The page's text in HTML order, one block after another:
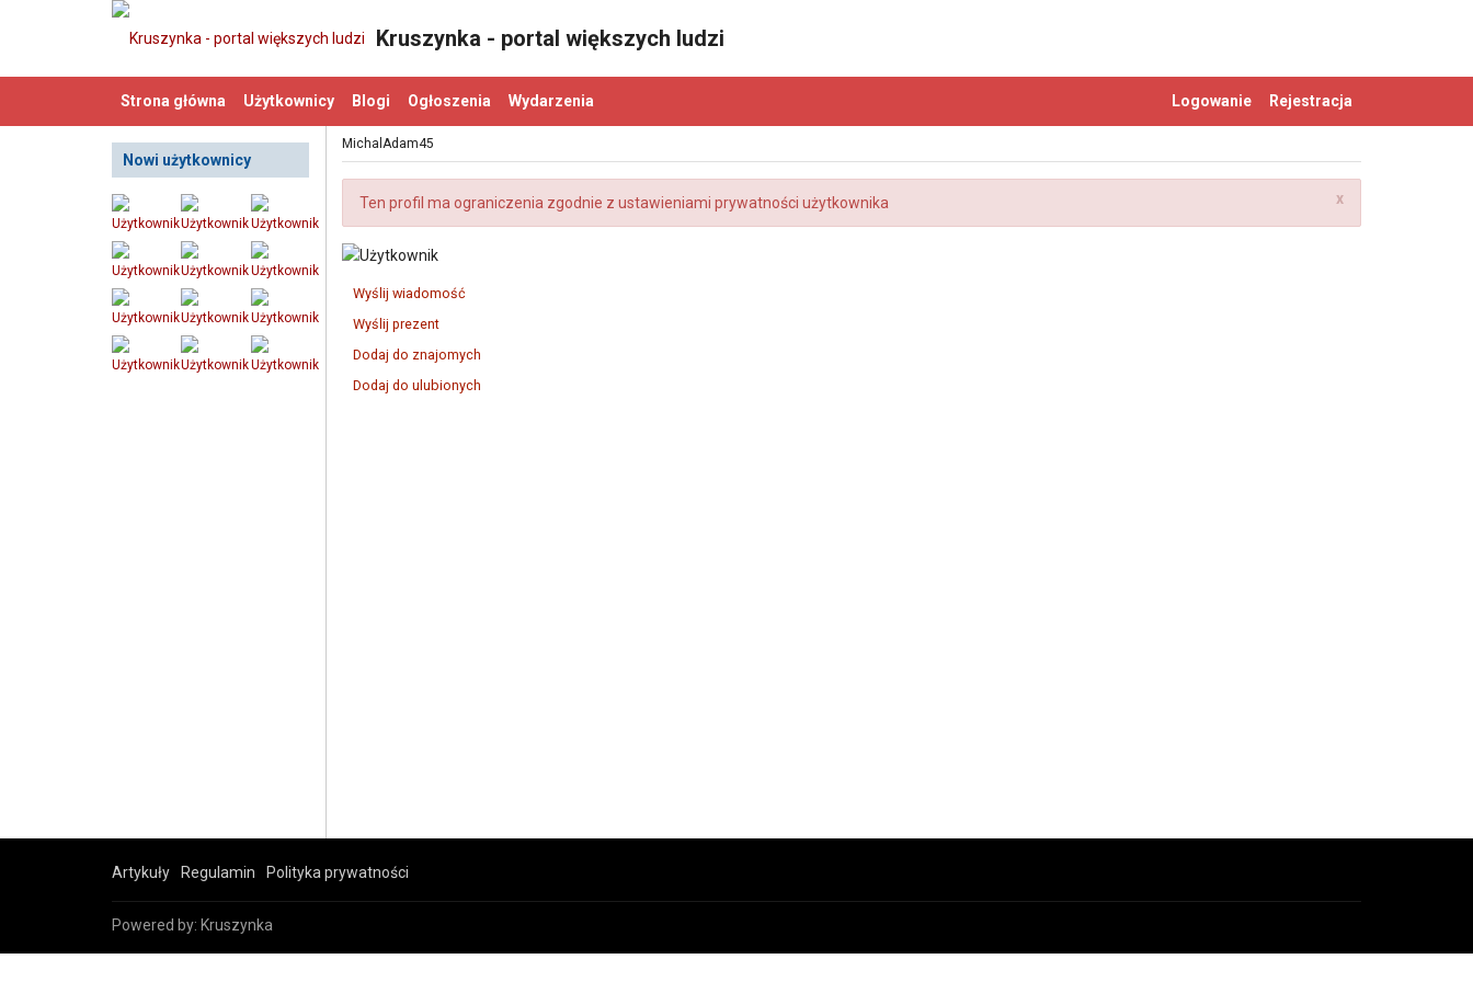
Kruszynka - portal większych ludzi
Rejestracja
Logowanie
Strona główna Użytkownicy Blogi Ogłoszenia Wydarzenia
Nowi użytkownicy
MichalAdam45
x
Ten profil ma ograniczenia zgodnie z ustawieniami prywatności użytkownika
Wyślij wiadomość
Wyślij prezent
Dodaj do znajomych
Dodaj do ulubionych
Artykuły Regulamin Polityka prywatności
Powered by: Kruszynka